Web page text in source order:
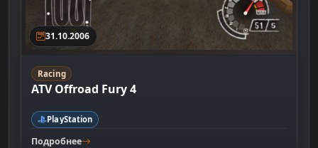
31.10.2006
Racing
ATV Offroad Fury 4
PlayStation
Подробнее